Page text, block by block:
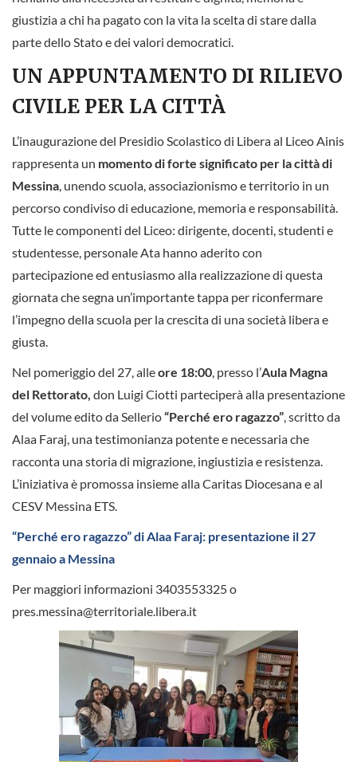
giustizia a chi ha pagato con la vita la scelta di stare dalla
parte dello Stato e dei valori democratici.
UN APPUNTAMENTO DI RILIEVO
CIVILE PER LA CITTÀ
L’inaugurazione del Presidio Scolastico di Libera al Liceo Ainis
rappresenta un momento di forte significato per la città di
Messina, unendo scuola, associazionismo e territorio in un
percorso condiviso di educazione, memoria e responsabilità.
Tutte le componenti del Liceo: dirigente, docenti, studenti e
studentesse, personale Ata hanno aderito con
partecipazione ed entusiasmo alla realizzazione di questa
giornata che segna un’importante tappa per riconfermare
l’impegno della scuola per la crescita di una società libera e
giusta.
Nel pomeriggio del 27, alleore 18:00, presso l’Aula Magna
del Rettorato, don Luigi Ciotti parteciperà alla presentazione
del volume edito da Sellerio“Perché ero ragazzo”, scritto da
Alaa Faraj, una testimonianza potente e necessaria che
racconta una storia di migrazione, ingiustizia e resistenza.
L’iniziativa è promossa insieme alla Caritas Diocesana e al
CESV Messina ETS.
“Perché ero ragazzo” di Alaa Faraj: presentazione il 27
gennaio a Messina
Per maggiori informazioni 3403553325 o
pres.messina@territoriale.libera.it